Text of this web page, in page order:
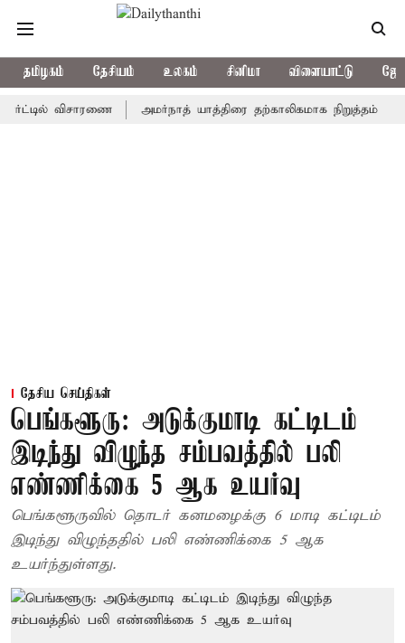
தமிழகம் தேசியம் உலகம் சினிமா விளையாட்டு
விசாரணை அமர்நாத் யாத்திரை தற்காலிகமாக நிறுத்தம்
தேசிய செய்திகள்
பெங்களூரு: அடுக்குமாடி கட்டிடம்
இடிந்து விழுந்த சம்பவத்தில் பலி
எண்ணிக்கை 5 ஆக உயர்வு
பெங்களூருவில் தொடர் கனமழைக்கு 6 மாடி கட்டிடம்
இடிந்து விழுந்ததில் பலி எண்ணிக்கை 5 ஆக
உயர்ந்துள்ளது.